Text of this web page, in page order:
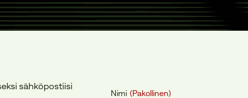
sähköpostiisi
Nimi (Pakollinen)